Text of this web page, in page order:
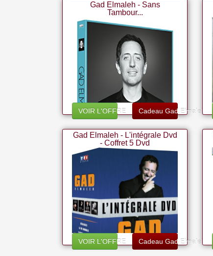
Gad Elmaleh - Sans
Tambour...
VOIR L'OFFRE Cadeau Gad Elmaleh
Gad Elmaleh - L'intégrale Dvd
- Coffret 5 Dvd
VOIR L'OFFRE Cadeau Gad Elmaleh